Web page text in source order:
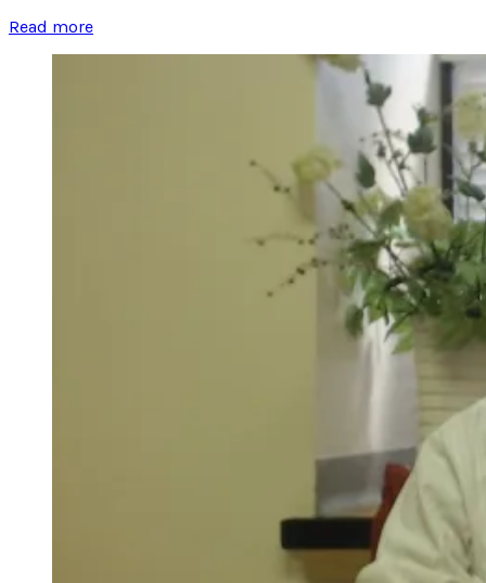
Read more